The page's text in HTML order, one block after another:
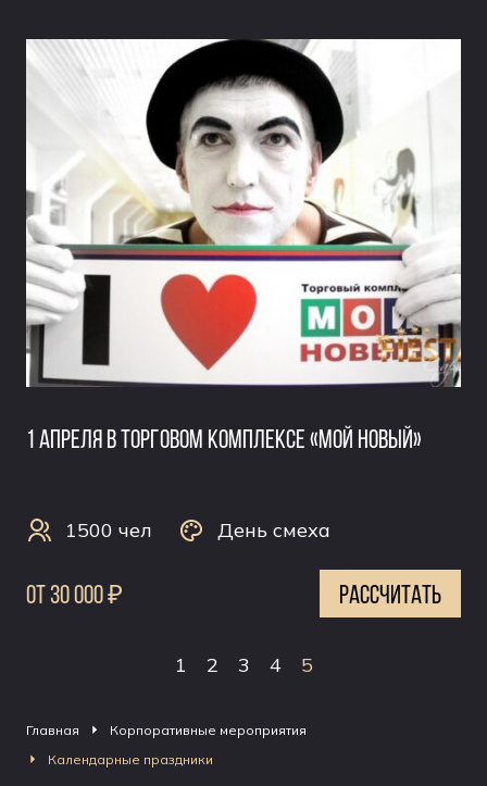
1 апреля в Торговом Комплексе «Мой Новый»
1500 чел День смеха
0т 30 000 ₽ рассчитать
1 2 3 4 5
Главная
Корпоративные мероприятия
Календарные праздники